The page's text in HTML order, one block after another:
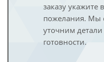
заказу
пожелания. Мы
уточним
готовности.